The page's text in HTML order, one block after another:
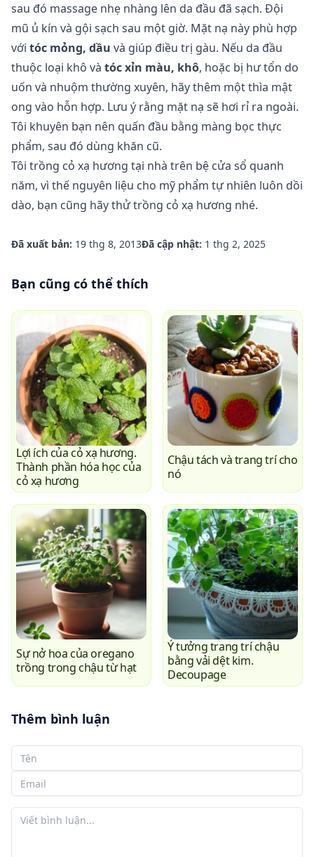
sau đó massage nhẹ nhàng lên da đầu đã sạch. Đội
mũ ủ kín và gội sạch sau một giờ. Mặt nạ này phù hợp
với tóc mỏng, dầu và giúp điều trị gàu. Nếu da đầu
thuộc loại khô và tóc xỉn màu, khô, hoặc bị hư tổn do
uốn và nhuộm thường xuyên, hãy thêm một thìa mật
ong vào hỗn hợp. Lưu ý rằng mặt nạ sẽ hơi rỉ ra ngoài.
Tôi khuyên bạn nên quấn đầu bằng màng bọc thực
phẩm, sau đó dùng khăn cũ.
Tôi trồng cỏ xạ hương tại nhà trên bệ cửa sổ quanh
năm, vì thế nguyên liệu cho mỹ phẩm tự nhiên luôn dồi
dào, bạn cũng hãy thử trồng cỏ xạ hương nhé.
Đã xuất bản: 19 thg 8, 2013Đã cập nhật: 1 thg 2, 2025
Bạn cũng có thể thích
Lợi ích của cỏ xạ hương.
Thành phần hóa học của
cỏ xạ hương
Chậu tách và trang trí cho
nó
Sự nở hoa của oregano
trồng trong chậu từ hạt
Ý tưởng trang trí chậu
bằng vải dệt kim.
Decoupage
Thêm bình luận
Tên của bạn
Email của bạn
Bình luận của bạn